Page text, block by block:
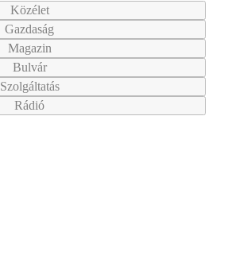
Közélet
Gazdaság
Magazin
Bulvár
Szolgáltatás
Rádió